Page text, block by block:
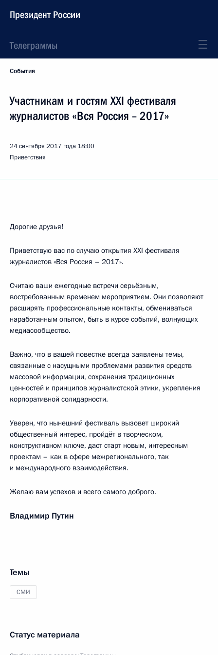
Президент России
Телеграммы
События
Участникам и гостям XXI фестиваля
журналистов «Вся Россия – 2017»
24 сентября 2017 года 18:00
Приветствия
Дорогие друзья!
Приветствую вас по случаю открытия XXI фестиваля
журналистов «Вся Россия – 2017».
Считаю ваши ежегодные встречи серьёзным,
востребованным временем мероприятием. Они позволяют
расширять профессиональные контакты, обмениваться
наработанным опытом, быть в курсе событий, волнующих
медиасообщество.
Важно, что в вашей повестке всегда заявлены темы,
связанные с насущными проблемами развития средств
массовой информации, сохранения традиционных
ценностей и принципов журналистской этики, укрепления
корпоративной солидарности.
Уверен, что нынешний фестиваль вызовет широкий
общественный интерес, пройдёт в творческом,
конструктивном ключе, даст старт новым, интересным
проектам – как в сфере межрегионального, так
и международного взаимодействия.
Желаю вам успехов и всего самого доброго.
Владимир Путин
Темы
СМИ
Статус материала